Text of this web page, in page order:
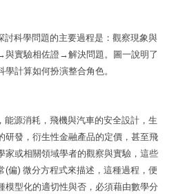
討科學問題的主要過程是：觀察現象與
實驗相佐證→解決問題。圖一說明了
計算如何扮演整合角色。
能源消耗，飛機與汽車的安全設計，生
研發，衍生性金融產品的定價，甚至飛
家或相關領域學者的觀察與實驗，這些
(偏) 微分方程式來描述，這種過程，便
模型化的適切性與否，必須藉由數學分